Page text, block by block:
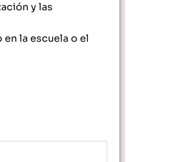
y las
la escuela o el